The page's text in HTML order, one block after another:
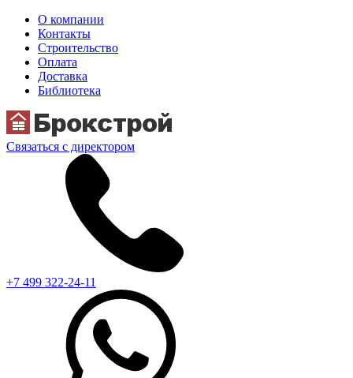
О компании
Контакты
Строительство
Оплата
Доставка
Библиотека
Связаться с директором
+7 499 322-24-11